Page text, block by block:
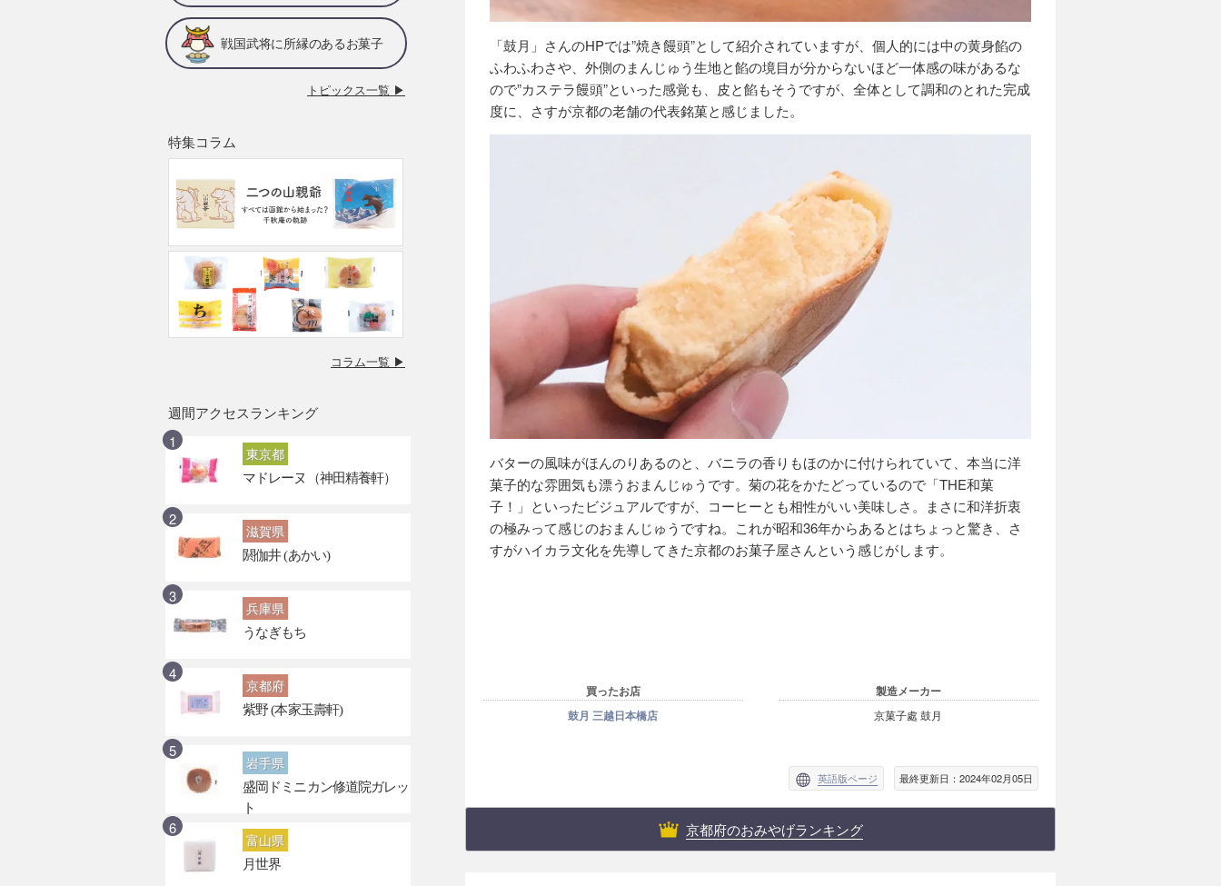
戦国武将に所縁のあるお菓子
トピックス一覧 ▶
特集コラム
コラム一覧 ▶
週間アクセスランキング
東京都
マドレーヌ（神田精養軒）
滋賀県
閼伽井 (あかい)
兵庫県
うなぎもち
京都府
紫野 (本家玉壽軒)
岩手県
盛岡ドミニカン修道院ガレッ
ト
富山県
月世界
「鼓月」さんのHPでは”焼き饅頭”として紹介されていますが、個人的には中の黄身餡の
ふわふわさや、外側のまんじゅう生地と餡の境目が分からないほど一体感の味があるな
ので”カステラ饅頭”といった感覚も、皮と餡もそうですが、全体として調和のとれた完成
度に、さすが京都の老舗の代表銘菓と感じました。
バターの風味がほんのりあるのと、バニラの香りもほのかに付けられていて、本当に洋
菓子的な雰囲気も漂うおまんじゅうです。菊の花をかたどっているので「THE和菓
子！」といったビジュアルですが、コーヒーとも相性がいい美味しさ。まさに和洋折衷
の極みって感じのおまんじゅうですね。これが昭和36年からあるとはちょっと驚き、さ
すがハイカラ文化を先導してきた京都のお菓子屋さんという感じがします。
買ったお店
鼓月 三越日本橋店
製造メーカー
京菓子處 鼓月
英語版ページ 最終更新日：2024年02月05日
京都府のおみやげランキング